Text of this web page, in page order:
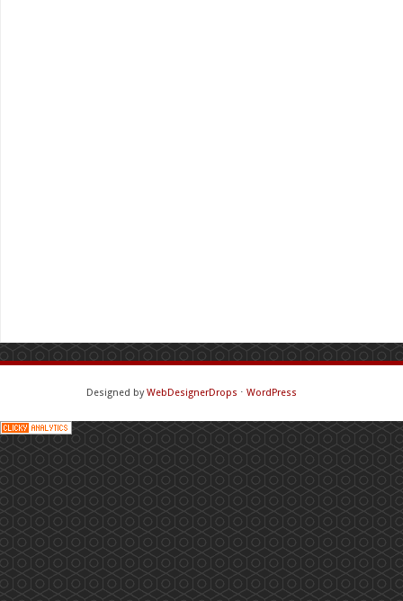
Designed byWebDesignerDrops ⋅ WordPress